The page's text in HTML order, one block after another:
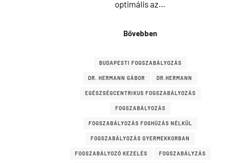
optimális az…
Bővebben
BUDAPESTI FOGSZABÁLYOZÁS
DR. HERMANN GÁBOR DR.HERMANN
EGÉSZSÉGCENTRIKUS FOGSZABÁLYOZÁS
FOGSZABÁLYOZÁS
FOGSZABÁLYOZÁS FOGHÚZÁS NÉLKÜL
FOGSZABÁLYOZÁS GYERMEKKORBAN
FOGSZABÁLYOZÓ KEZELÉS FOGSZABÁLYZÁS